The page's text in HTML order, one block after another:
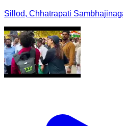
Sillod, Chhatrapati